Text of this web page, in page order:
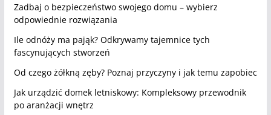
Zadbaj o bezpieczeństwo swojego domu – wybierz
odpowiednie rozwiązania
Ile odnóży ma pająk? Odkrywamy tajemnice tych
fascynujących stworzeń
Od czego żółkną zęby? Poznaj przyczyny i jak temu zapobiec
Jak urządzić domek letniskowy: Kompleksowy przewodnik
po aranżacji wnętrz